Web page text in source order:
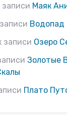
записи Маяк
Водопад
записи Озеро
Золотые
Плато